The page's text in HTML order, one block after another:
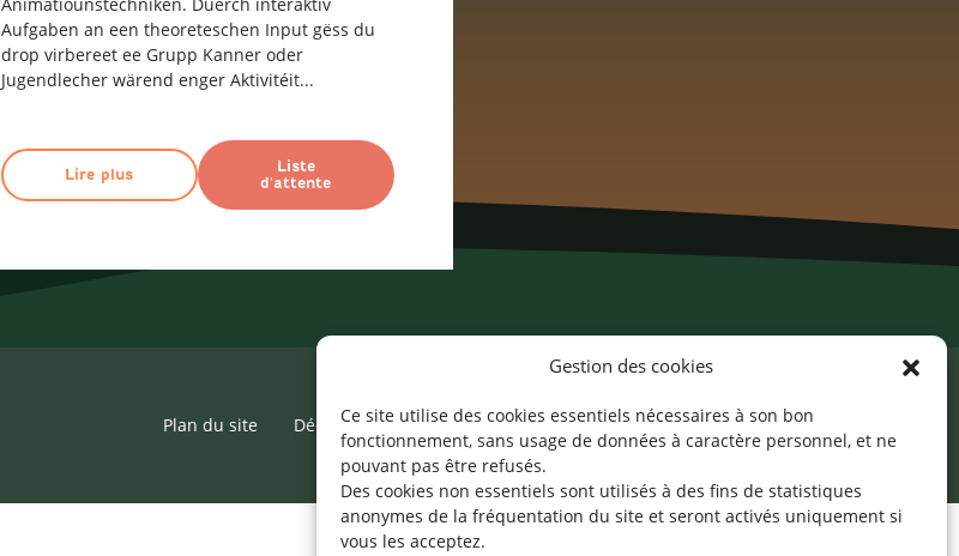
Gestion des cookies
Ce site utilise des cookies essentiels nécessaires à son bon
fonctionnement, sans usage de données à caractère personnel, et ne
pouvant pas être refusés.
Des cookies non essentiels sont utilisés à des fins de statistiques
anonymes de la fréquentation du site et seront activés uniquement si
vous les acceptez.
Aufgaben an een theoreteschen Input gëss du
drop virbereet ee Grupp Kanner oder
Jugendlecher wärend enger Aktivitéit...
Lire plus
Liste
d'attente
Plan du site Déclaration d’accessibilité Mentions légales ©2026 SNJ